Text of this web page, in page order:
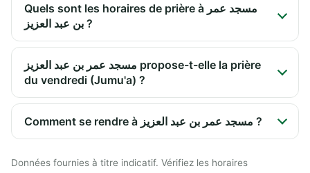
Quels sont les horaires de prière à مسجد عمر
بن عبد العزيز ?
مسجد عمر بن عبد العزيز propose-t-elle la prière
du vendredi (Jumu'a) ?
Comment se rendre à مسجد عمر بن عبد العزيز ?
Données fournies à titre indicatif. Vérifiez les horaires